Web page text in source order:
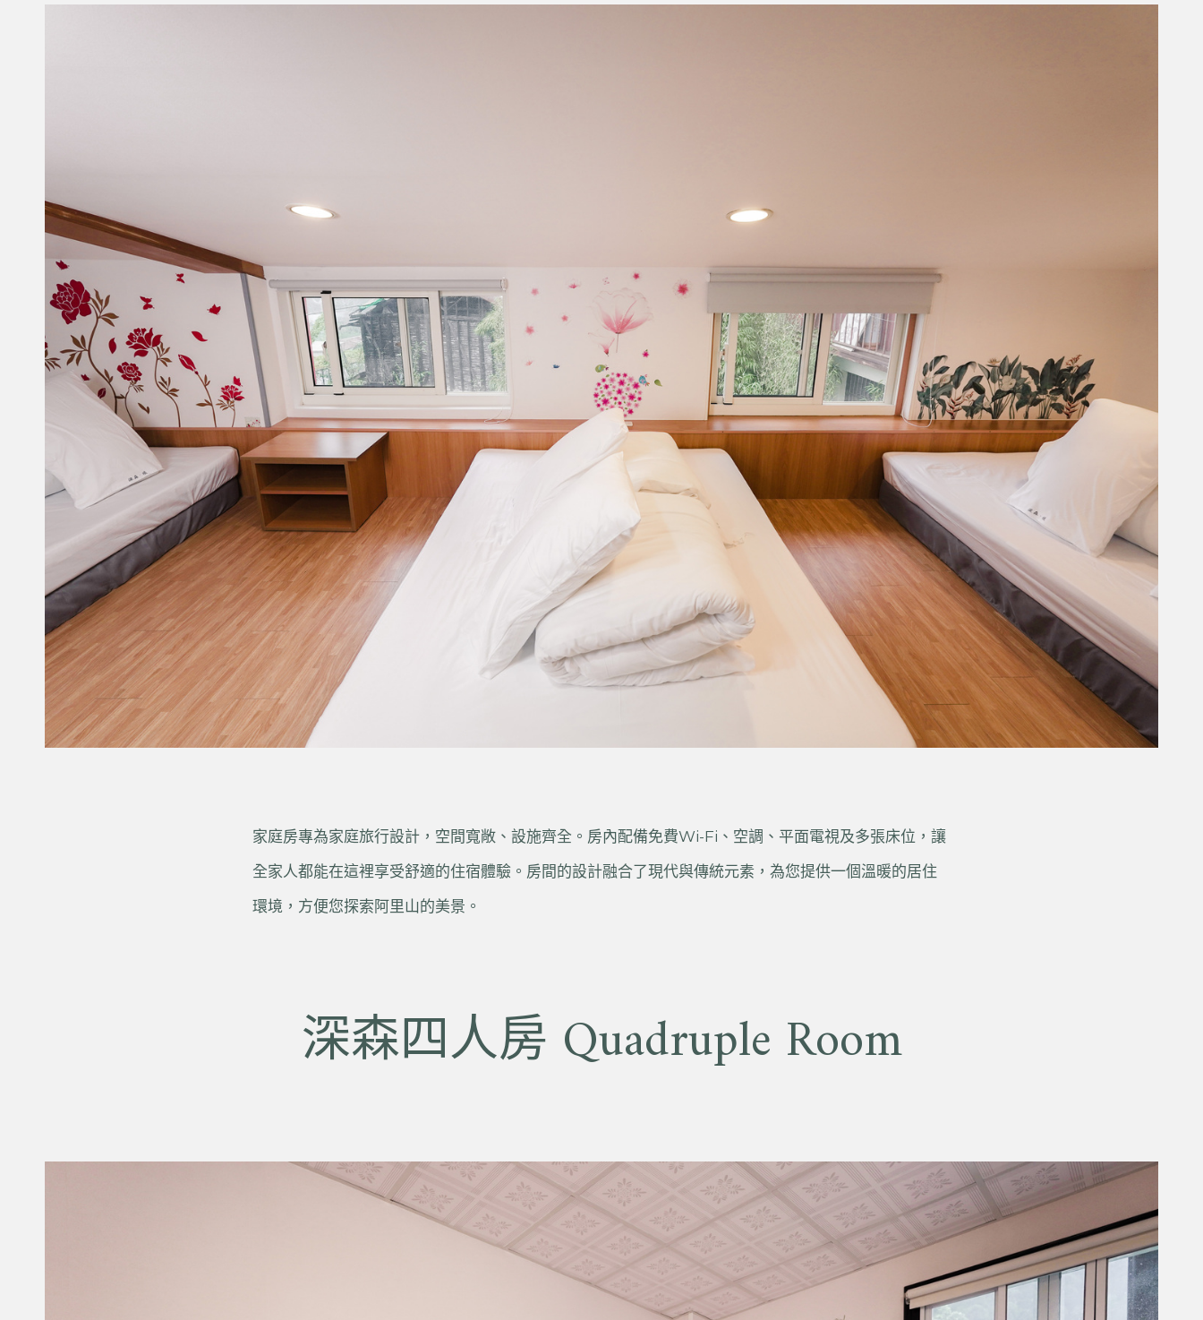
家庭房專為家庭旅行設計，空間寬敞、設施齊全。房內配備免費Wi-Fi、空調、平面電視及多張床位，讓
全家人都能在這裡享受舒適的住宿體驗。房間的設計融合了現代與傳統元素，為您提供一個溫暖的居住
環境，方便您探索阿里山的美景。
深森四人房 Quadruple Room